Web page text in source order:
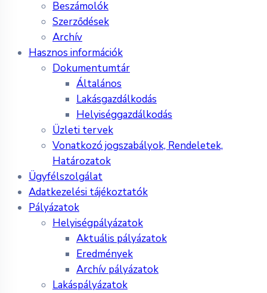
Beszámolók
Szerződések
Archív
Hasznos információk
Dokumentumtár
Általános
Lakásgazdálkodás
Helyiséggazdálkodás
Üzleti tervek
Vonatkozó jogszabályok, Rendeletek,
Határozatok
Ügyfélszolgálat
Adatkezelési tájékoztatók
Pályázatok
Helyiségpályázatok
Aktuális pályázatok
Eredmények
Archív pályázatok
Lakáspályázatok